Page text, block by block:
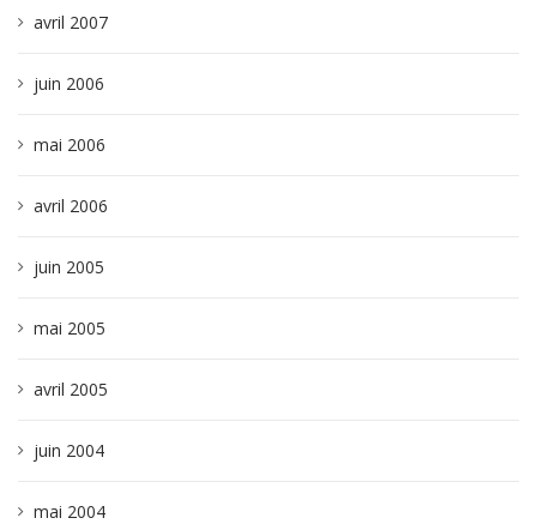
avril 2007
juin 2006
mai 2006
avril 2006
juin 2005
mai 2005
avril 2005
juin 2004
mai 2004